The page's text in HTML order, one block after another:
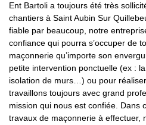
Ent Bartoli a toujours été très
chantiers à Saint Aubin Sur
fiable par beaucoup, notre
confiance qui pourra s’occuper de
maçonnerie qu’importe son
petite intervention ponctuelle (ex :
isolation de murs…) ou pour
travaillons toujours avec grand
mission qui nous est confiée. Dans
travaux de maçonnerie à effectuer,